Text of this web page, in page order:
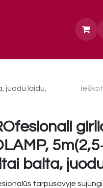
Kontaktai
juodu laidu,
balta,
tarpusavyje